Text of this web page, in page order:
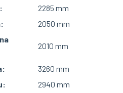
2285 mm
2050 mm
2010 mm
3260 mm
2940 mm